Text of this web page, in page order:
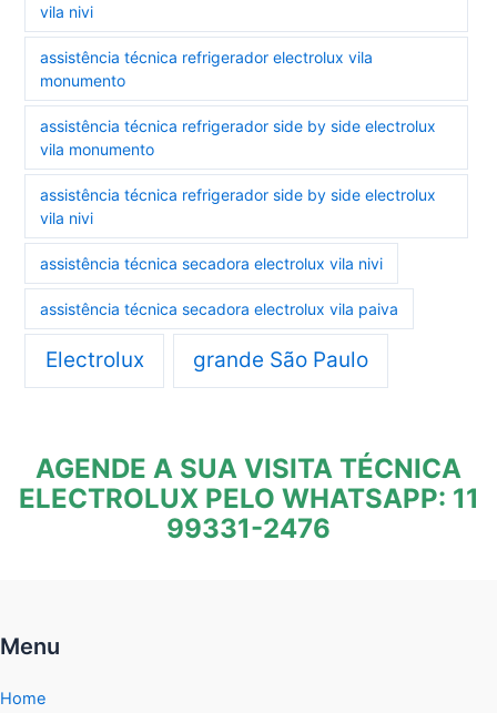
vila nivi
assistência técnica refrigerador electrolux vila
monumento
assistência técnica refrigerador side by side electrolux
vila monumento
assistência técnica refrigerador side by side electrolux
vila nivi
assistência técnica secadora electrolux vila nivi
assistência técnica secadora electrolux vila paiva
Electrolux grande São Paulo
AGENDE A SUA VISITA TÉCNICA
ELECTROLUX PELO WHATSAPP: 11
99331-2476
Menu
Home